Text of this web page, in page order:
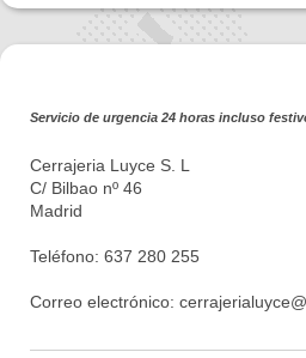
Servicio de urgencia 24 horas incluso
Cerrajeria Luyce S. L
C/ Bilbao nº 46
Madrid
Teléfono: 637 280 255
Correo electrónico: